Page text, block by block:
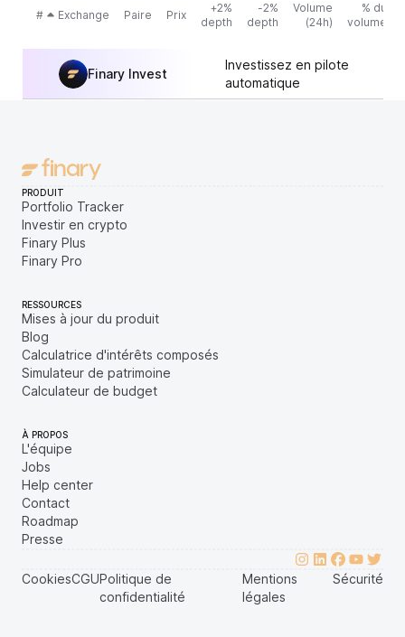
# Exchange Paire Prix
+2%
depth
-2%
depth
Volume
(24h)
% du
volume
Finary Invest
Investissez en pilote
automatique
PRODUIT
Portfolio Tracker
Investir en crypto
Finary Plus
Finary Pro
RESSOURCES
Mises à jour du produit
Blog
Calculatrice d'intérêts composés
Simulateur de patrimoine
Calculateur de budget
À PROPOS
L'équipe
Jobs
Help center
Contact
Roadmap
Presse
CookiesCGUPolitique de
confidentialité
Mentions
légales
Sécurité